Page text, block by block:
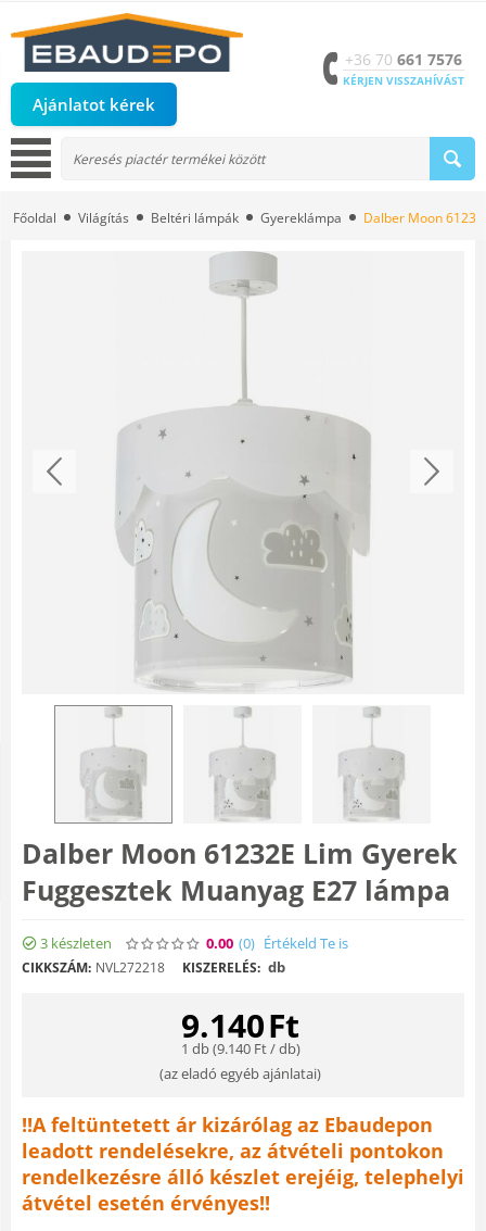
Ajánlatot kérek
+36 70 661 7576
KÉRJEN VISSZAHÍVÁST
Főoldal Világítás Beltéri lámpák Gyereklámpa Dalber Moon
Dalber Moon 61232E Lim Gyerek
Fuggesztek Muanyag E27 lámpa
3 készleten 0.00 (0) Értékeld Te is
CIKKSZÁM: NVL272218 KISZERELÉS: db
9.140Ft
1 db (9.140Ft/ db)
(az eladó egyéb ajánlatai)
!!A feltüntetett ár kizárólag az Ebaudepon
leadott rendelésekre, az átvételi pontokon
rendelkezésre álló készlet erejéig, telephelyi
átvétel esetén érvényes!!